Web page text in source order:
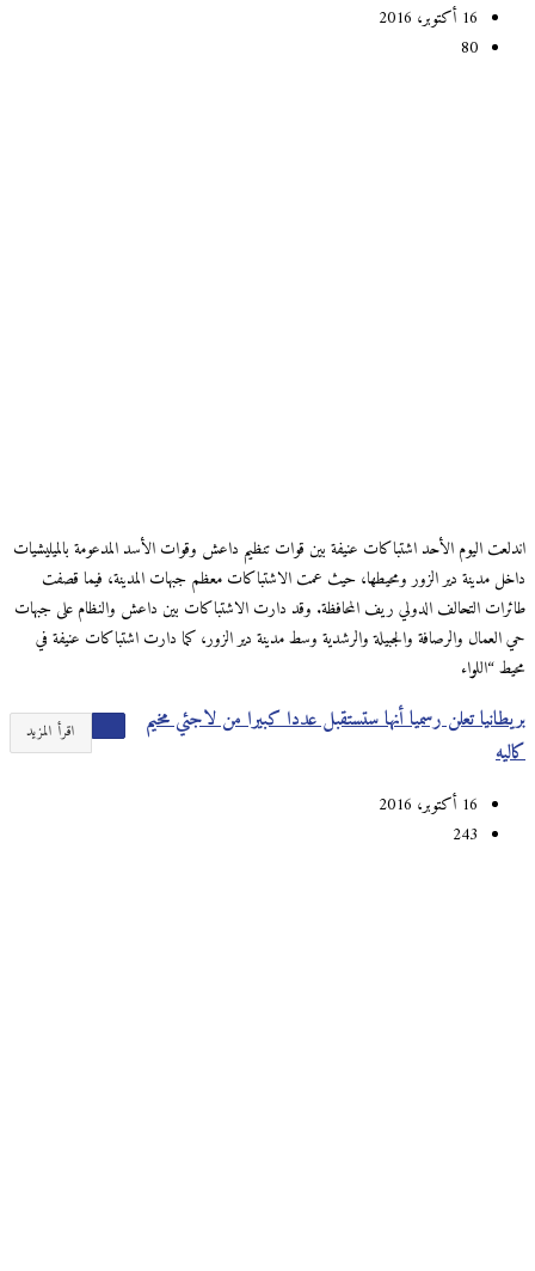
16 أكتوبر، 2016
80
اندلعت اليوم الأحد اشتباكات عنيفة بين قوات تنظيم داعش وقوات الأسد المدعومة بالميليشيات
داخل مدينة دير الزور ومحيطها، حيث عمت الاشتباكات معظم جبهات المدينة، فيما قصفت
طائرات التحالف الدولي ريف المحافظة. وقد دارت الاشتباكات بين داعش والنظام على جبهات
حي العمال والرصافة والجبيلة والرشدية وسط مدينة دير الزور، كما دارت اشتباكات عنيفة في
محيط “اللواء
اقرأ المزيد
بريطانيا تعلن رسميا أنها ستستقبل عددا كبيرا من لاجئي مخيم
كاليه
16 أكتوبر، 2016
243